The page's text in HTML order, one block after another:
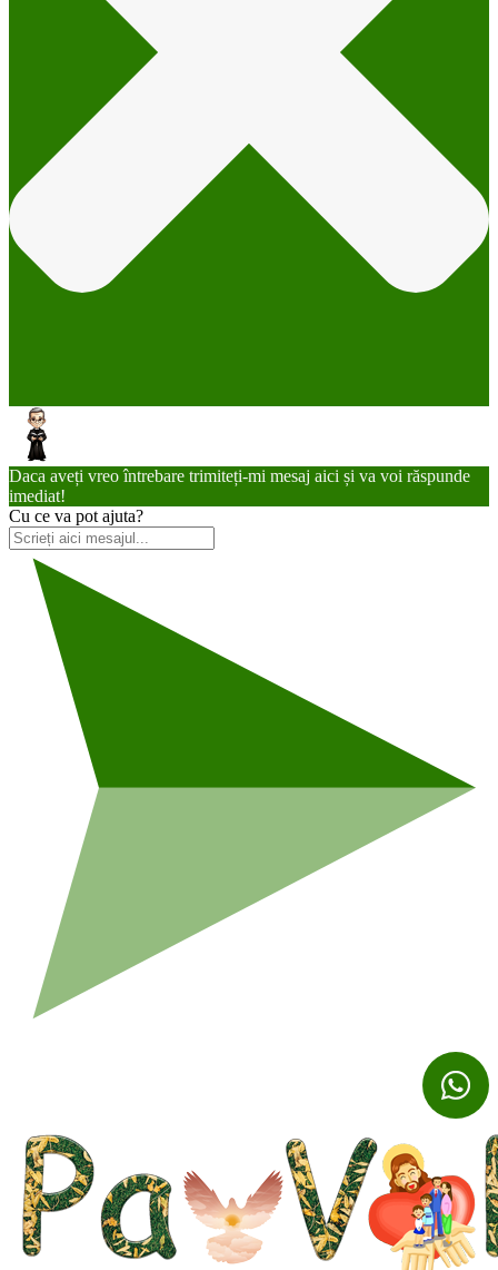
Daca aveți vreo întrebare trimiteți-mi mesaj aici și va voi răspunde
imediat!
Cu ce va pot ajuta?